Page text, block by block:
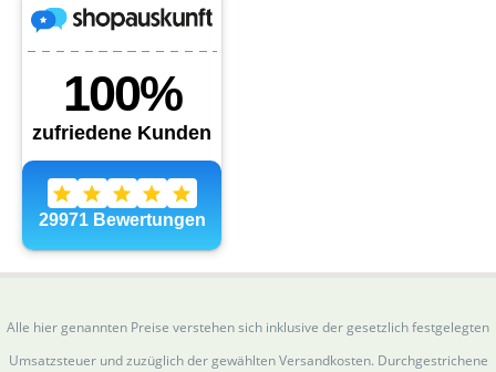
Alle hier genannten Preise verstehen sich inklusive der gesetzlich festgelegten
Umsatzsteuer und zuzüglich der gewählten Versandkosten. Durchgestrichene